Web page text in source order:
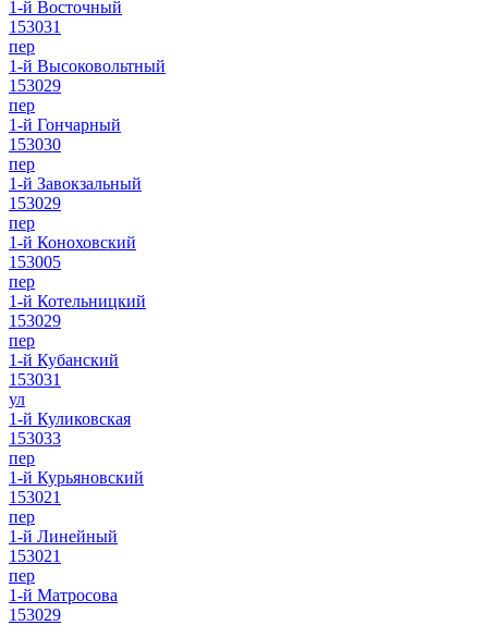
1-й Восточный
153031
пер
1-й Высоковольтный
153029
пер
1-й Гончарный
153030
пер
1-й Завокзальный
153029
пер
1-й Коноховский
153005
пер
1-й Котельницкий
153029
пер
1-й Кубанский
153031
ул
1-й Куликовская
153033
пер
1-й Курьяновский
153021
пер
1-й Линейный
153021
пер
1-й Матросова
153029